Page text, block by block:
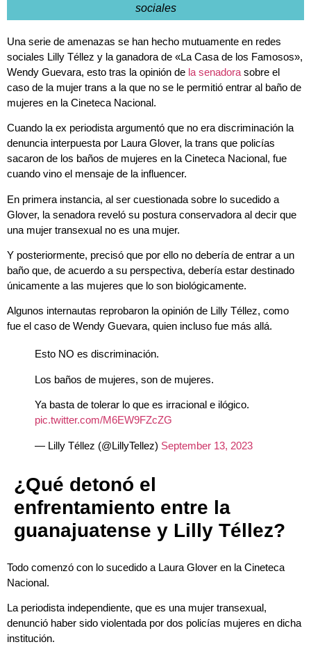
sociales
Una serie de amenazas se han hecho mutuamente en redes
sociales Lilly Téllez y la ganadora de «La Casa de los Famosos»,
Wendy Guevara, esto tras la opinión de la senadora sobre el
caso de la mujer trans a la que no se le permitió entrar al baño de
mujeres en la Cineteca Nacional.
Cuando la ex periodista argumentó que no era discriminación la
denuncia interpuesta por Laura Glover, la trans que policías
sacaron de los baños de mujeres en la Cineteca Nacional, fue
cuando vino el mensaje de la influencer.
En primera instancia, al ser cuestionada sobre lo sucedido a
Glover, la senadora reveló su postura conservadora al decir que
una mujer transexual no es una mujer.
Y posteriormente, precisó que por ello no debería de entrar a un
baño que, de acuerdo a su perspectiva, debería estar destinado
únicamente a las mujeres que lo son biológicamente.
Algunos internautas reprobaron la opinión de Lilly Téllez, como
fue el caso de Wendy Guevara, quien incluso fue más allá.
Esto NO es discriminación.
Los baños de mujeres, son de mujeres.
Ya basta de tolerar lo que es irracional e ilógico.
pic.twitter.com/M6EW9FZcZG
— Lilly Téllez (@LillyTellez) September 13, 2023
¿Qué detonó el
enfrentamiento entre la
guanajuatense y Lilly Téllez?
Todo comenzó con lo sucedido a Laura Glover en la Cineteca
Nacional.
La periodista independiente, que es una mujer transexual,
denunció haber sido violentada por dos policías mujeres en dicha
institución.